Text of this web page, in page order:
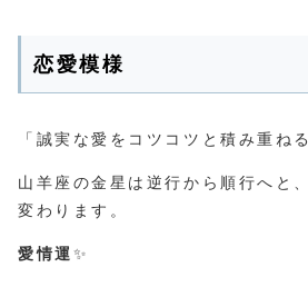
恋愛模様
「誠実な愛をコツコツと積み重ねる
山羊座の金星は逆行から順行へと
変わります。
愛情運✨